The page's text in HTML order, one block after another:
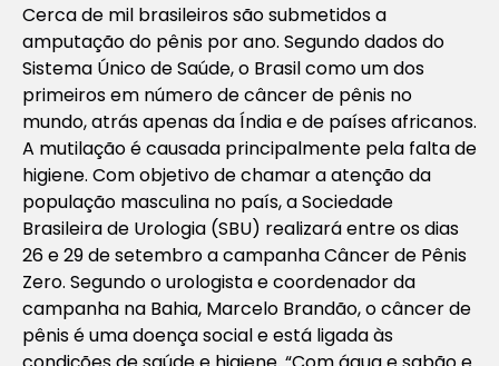
Cerca de mil brasileiros são submetidos a
amputação do pênis por ano. Segundo dados do
Sistema Único de Saúde, o Brasil como um dos
primeiros em número de câncer de pênis no
mundo, atrás apenas da Índia e de países africanos.
A mutilação é causada principalmente pela falta de
higiene. Com objetivo de chamar a atenção da
população masculina no país, a Sociedade
Brasileira de Urologia (SBU) realizará entre os dias
26 e 29 de setembro a campanha Câncer de Pênis
Zero. Segundo o urologista e coordenador da
campanha na Bahia, Marcelo Brandão, o câncer de
pênis é uma doença social e está ligada às